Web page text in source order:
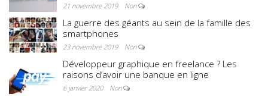
21 novembre 2019 Non
La guerre des géants au sein de la famille des
smartphones
23 novembre 2019 Non
Développeur graphique en freelance ? Les
raisons d’avoir une banque en ligne
6 janvier 2020 Non